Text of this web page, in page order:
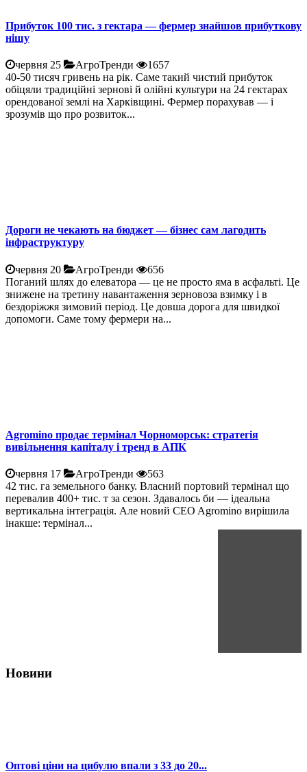
Прибуток 100 тис. з гектара — фермер знайшов прибуткову
нішу
червня 25 АгроТренди
1657
40-50 тисяч гривень на рік. Саме такий чистий прибуток
обіцяли традиційні зернові й олійні культури на 24 гектарах
орендованої землі на Харківщині. Фермер порахував — і
зрозумів що про розвиток...
Дороги не чекають на бюджет — бізнес сам лагодить
інфраструктуру
червня 20 АгроТренди
656
Поганий шлях до елеватора — це не просто яма в асфальті. Це
знижене на третину навантаження зерновоза взимку і в
бездоріжжя зимовий період. Це довша дорога для швидкої
допомоги. Саме тому фермери на...
Agromino продає термінал Чорноморськ: стратегія
вивільнення капіталу і тренд в АПК
червня 17 АгроТренди
563
42 тис. га земельного банку. Власний портовий термінал що
перевалив 400+ тис. т за сезон. Здавалось би — ідеальна
вертикальна інтеграція. Але новий CEO Agromino вирішила
інакше: термінал...
Новини
Оптові ціни на цибулю впали з 33 до 20...